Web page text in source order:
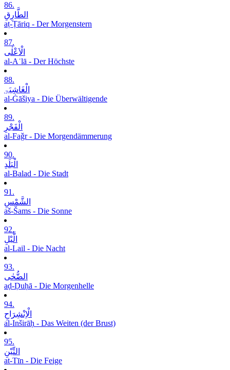
86.
الطَّارِقِ
aṭ-Ṭāriq - Der Morgenstern
87.
الْاَعْلٰی
al-Aʿlā - Der Höchste
88.
الْغَاشِیَۃِ
al-Ġāšiya - Die Überwältigende
89.
الْفَجْرِ
al-Faǧr - Die Morgendämmerung
90.
الْبَلَدِ
al-Balad - Die Stadt
91.
الشَّمْسِ
aš-Šams - Die Sonne
92.
الَّیْلِ
al-Lail - Die Nacht
93.
الضُّحٰی
aḍ-Ḍuḥā - Die Morgenhelle
94.
الْاِنْشِرَاحِ
al-Inširāḥ - Das Weiten (der Brust)
95.
التِّیْنِ
at-Tīn - Die Feige